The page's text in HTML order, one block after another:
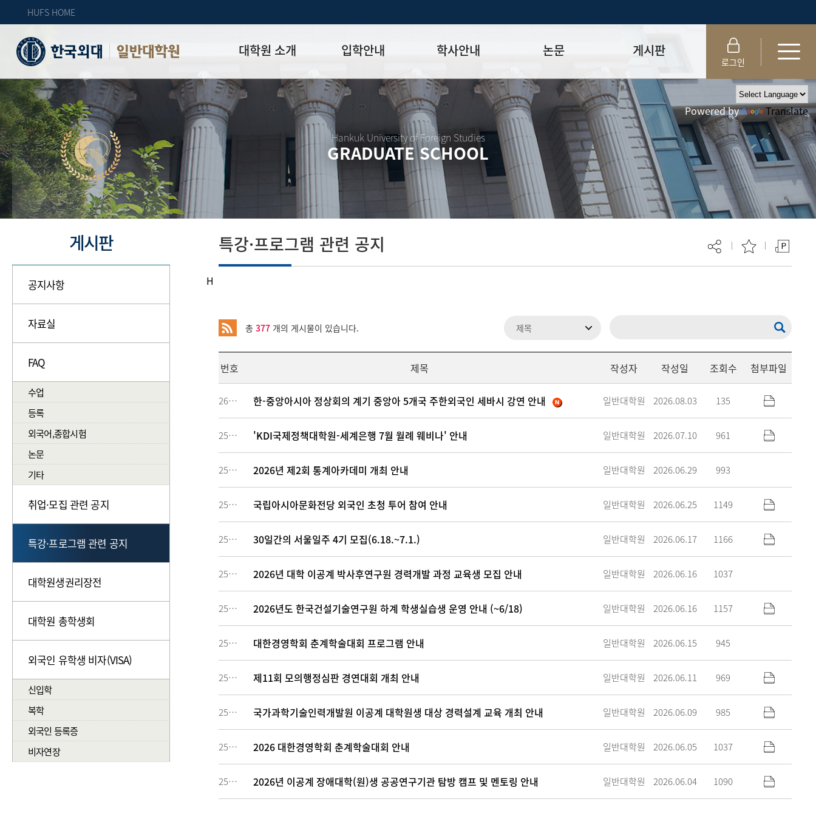
HUFS HOME
일반대학원 대학원 소개
원장인사
연혁
주임교수 연락처
자체 평가
입학안내
모집일정
모집요강
입시 공지사항
학부-대학원 연계과정
석·박사 통합 학위과정
박사후 연구과정
학사안내
학사일정표
강의시간표
수업
학적
장학
외국어시험
종합시험
제 규정
논문
학위논문제출 절차/자격
논문작성법 및 템플릿
양식함
논문지도_
학위논문제안심사
연구윤리교육 이수 안내
연구윤리위원회 규정
연구윤리 지침서
게시판
공지사항
자료실
FAQ
취업·모집 관련 공지
특강·프로그램 관련 공지
대학원생권리장전
대학원 총학생회
외국인 유학생 비자(VISA)
로그인
Hankuk University of Foreign Studies
GRADUATE SCHOOL
Powered by Translate
게시판
공지사항
자료실
FAQ
수업
등록
외국어,종합시험
논문
기타
취업·모집 관련 공지
특강·프로그램 관련 공지
대학원생권리장전
대학원 총학생회
외국인 유학생 비자(VISA)
신입학
복학
외국인 등록증
비자연장
H
특강·프로그램 관련 공지
총 377개의 게시물이 있습니다.
번호 제목 작성자 작성일 조회수 첨부파일
260614 한-중앙아시아 정상회의 계기 중앙아 5개국 주한외국인 세바시 강연 안내 일반대학원 2026.08.03 135
259572 'KDI국제정책대학원-세계은행 7월 월례 웨비나' 안내 일반대학원 2026.07.10 961
258898 2026년 제2회 통계아카데미 개최 안내 일반대학원 2026.06.29 993
258726 국립아시아문화전당 외국인 초청 투어 참여 안내 일반대학원 2026.06.25 1149
258021 30일간의 서울일주 4기 모집(6.18.~7.1.) 일반대학원 2026.06.17 1166
257927 2026년 대학 이공계 박사후연구원 경력개발 과정 교육생 모집 안내 일반대학원 2026.06.16 1037
257910 2026년도 한국건설기술연구원 하계 학생실습생 운영 안내 (~6/18) 일반대학원 2026.06.16 1157
257818 대한경영학회 춘계학술대회 프로그램 안내 일반대학원 2026.06.15 945
257712 제11회 모의행정심판 경연대회 개최 안내 일반대학원 2026.06.11 969
257391 국가과학기술인력개발원 이공계 대학원생 대상 경력설계 교육 개최 안내 일반대학원 2026.06.09 985
257085 2026 대한경영학회 춘계학술대회 안내 일반대학원 2026.06.05 1037
256906 2026년 이공계 장애대학(원)생 공공연구기관 탐방 캠프 및 멘토링 안내 일반대학원 2026.06.04 1090